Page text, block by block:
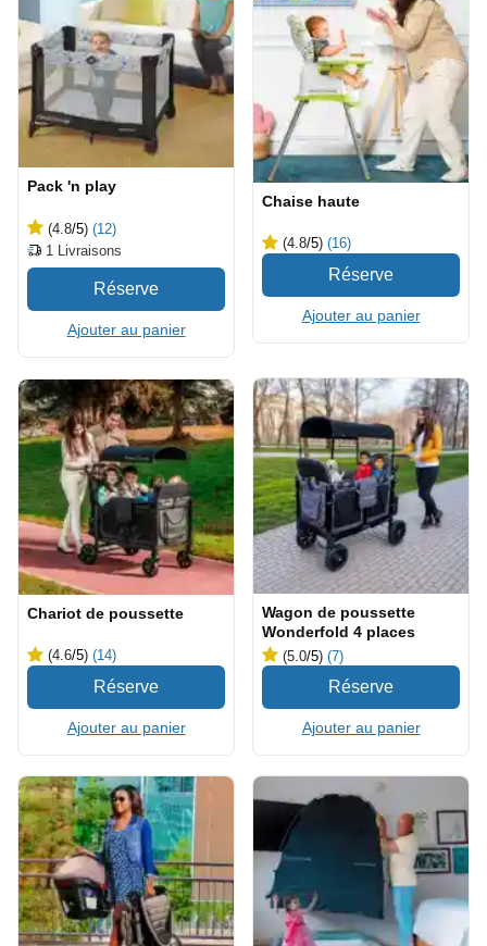
Pack 'n play
(4.8/5) (12)
1 Livraisons
Ajouter au panier
Chaise haute
(4.8/5) (16)
Ajouter au panier
Chariot de poussette
(4.6/5) (14)
Ajouter au panier
Wagon de poussette
Wonderfold 4 places
(5.0/5) (7)
Ajouter au panier